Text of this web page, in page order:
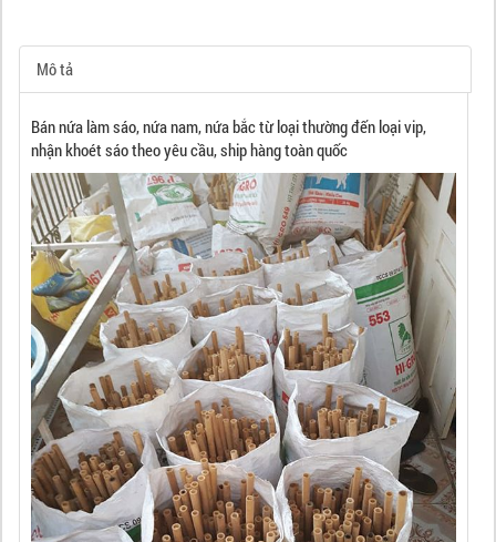
Mô tả
Bán nứa làm sáo, nứa nam, nứa bắc từ loại thường đến loại vip,
nhận khoét sáo theo yêu cầu, ship hàng toàn quốc